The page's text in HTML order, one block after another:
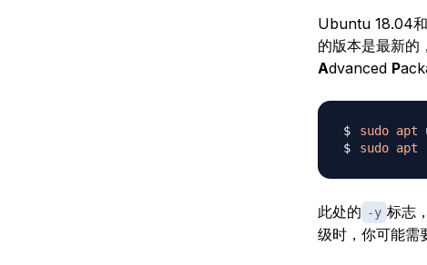
Ubuntu 18.04
的版本是最新的
Advanced P
sudo apt
sudo apt
此处的 -y 标志
级时，你可能需